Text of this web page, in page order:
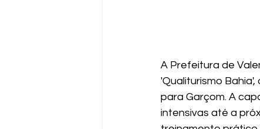
A Prefeitura de
'Qualiturismo
para Garçom. A
intensivas até a